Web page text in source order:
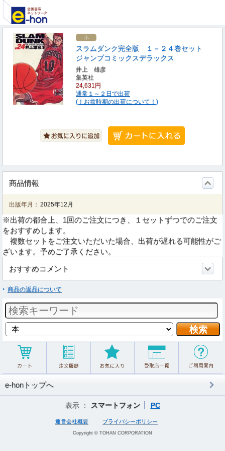
スラムダンク完全版 １－２４巻セット
ジャンプコミックスデラックス
井上 雄彦
集英社
24,631円
通常１～２日で出荷
(！お盆時期の出荷について！)
商品情報
出版年月： 2025年12月
※出荷の都合上、1回のご注文につき、１セットずつでのご注文
をおすすめします。
複数セットをご注文いただいた場合、出荷が遅れる可能性がご
ざいます。予めご了承ください。
おすすめコメント
商品の返品について
e-honトップへ
表示 ： スマートフォン PC
運営会社概要 プライバシーポリシー
Copyright © TOHAN CORPORATION